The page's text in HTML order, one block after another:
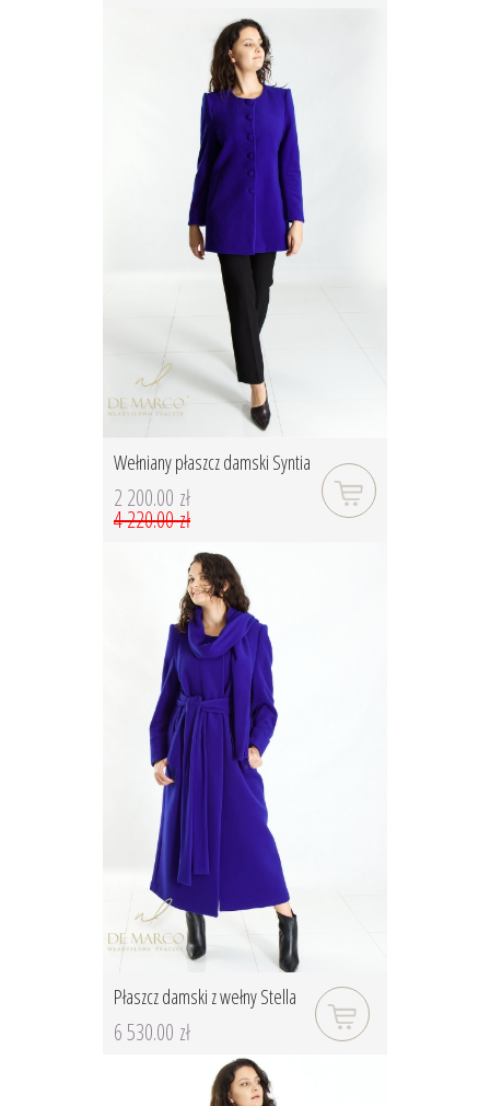
Wełniany płaszcz damski Syntia
2 200.00 zł
4 220.00 zł
Płaszcz damski z wełny Stella
6 530.00 zł